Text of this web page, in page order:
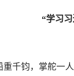
“学习
钧，掌舵一人